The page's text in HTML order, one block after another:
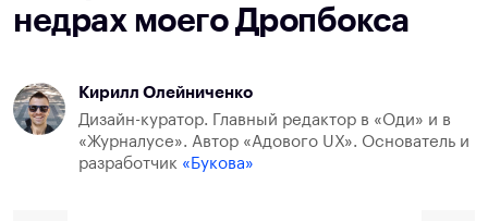
недрах моего Дропбокса
Кирилл Олейниченко
Дизайн-куратор. Главный редактор в «Оди» и в
«Журналусе». Автор «Адового UX». Основатель и
разработчик «Букова»